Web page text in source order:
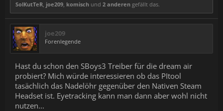
SolKutTeR, joe209, komisch und 2 anderen gefällt das.
joe209
Forenlegende
Hast du schon den SBoys3 Treiber für die dream air
probiert? Mich würde interessieren ob das PItool
tasächlich das Nadelöhr gegenüber den Nativen Steam
Headset ist. Eyetracking kann man dann aber wohl nicht
nutzen...